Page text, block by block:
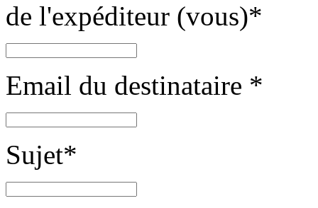
de l'expéditeur (vous)*
Email du destinataire *
Sujet*